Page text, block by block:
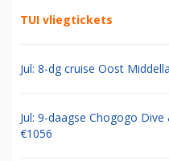
TUI vliegtickets
Jul: 8-dg cruise Oost
Jul: 9-daagse Chogogo
€1056